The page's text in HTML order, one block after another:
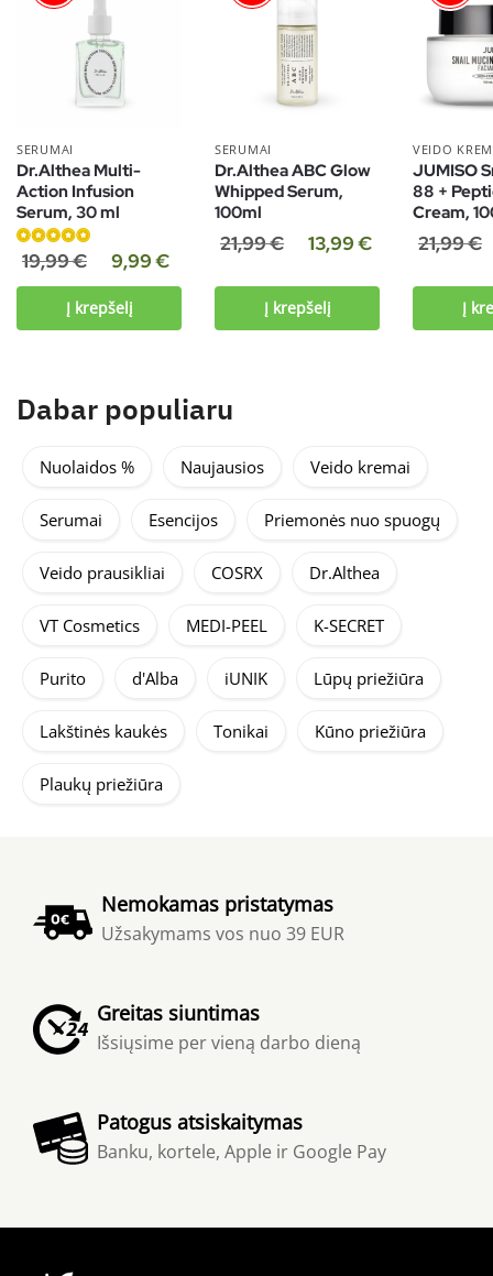
SERUMAI
Dr.Althea Multi-
Action Infusion
Serum, 30 ml
Įvertinimas:
19,99€ 9,99€
Į krepšelį
SERUMAI
Dr.Althea ABC Glow
Whipped Serum,
100ml
21,99€ 13,99€
Į krepšelį
VEIDO
JUMISO
88 +
Cream,
21,99€
Į
Dabar populiaru
Nuolaidos % Naujausios Veido kremai
Serumai Esencijos Priemonės nuo spuogų
Veido prausikliai COSRX Dr.Althea
VT Cosmetics MEDI-PEEL K-SECRET
Purito d'Alba iUNIK Lūpų priežiūra
Lakštinės kaukės Tonikai Kūno priežiūra
Plaukų priežiūra
Nemokamas pristatymas
Užsakymams vos nuo 39 EUR
Greitas siuntimas
Išsiųsime per vieną darbo dieną
Patogus atsiskaitymas
Banku, kortele, Apple ir Google Pay